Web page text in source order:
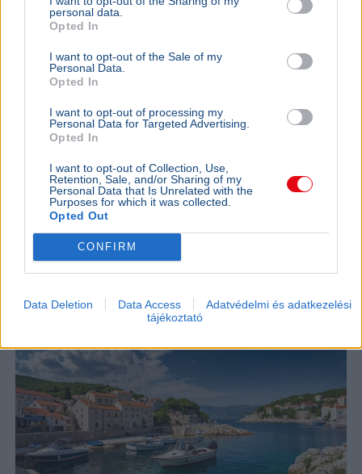
personal data.
Opted In
I want to opt-out of the Sale of my
Personal Data.
Opted In
I want to opt-out of processing my
Personal Data for Targeted Advertising.
Opted In
I want to opt-out of Collection, Use,
Retention, Sale, and/or Sharing of my
Personal Data that Is Unrelated with the
Purposes for which it was collected.
Opted Out
CONFIRM
Data Deletion Data Access
Adatvédelmi és adatkezelési
tájékoztató
Izraeli bíróság ideiglenesen leállította Itamár Bengvír
tervét, amely szerint krokodilokkal teli vizesárok venné
körül a palesztin rabokat őrző Keciot börtönt.
Bővebben...
KÜLFÖLD 2026. augusztus 3.
spórolásra kérik a Krk-sziget lakóit